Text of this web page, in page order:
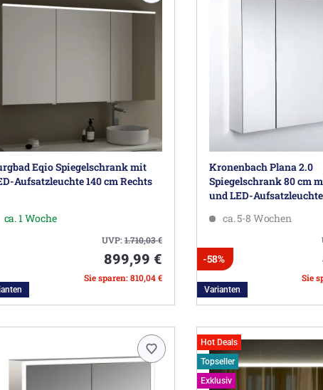
Eqio Spiegelschrank mit
Aufsatzleuchte 140 cm Rechts
ca. 1 Woche
UVP:1.710,03€
899,99 €
Sie sparen: 810,04 €
Kronenbach Plana 2.0
Spiegelschrank 80 cm
und LED-Aufsatzleuchte
ca. 5-8 Wochen
-58%
Sie
Varianten
Hot Deals
Topseller
Exklusiv